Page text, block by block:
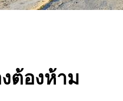
ต้องห้าม